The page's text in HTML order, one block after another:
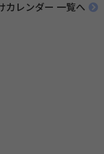
スガイド）
カレンダー 一覧へ